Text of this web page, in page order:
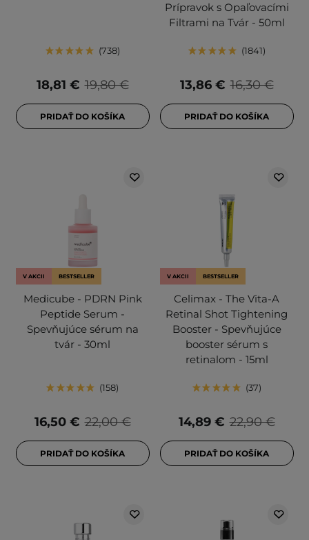
738
19,80 €
18,81 €
PRIDAŤ DO KOŠÍKA
Prípravok s Opaľovacími
Filtrami na Tvár - 50ml
1841
16,30 €
13,86 €
PRIDAŤ DO KOŠÍKA
V AKCII BESTSELLER
Medicube - PDRN Pink
Peptide Serum -
Spevňujúce sérum na
tvár - 30ml
158
22,00 €
16,50 €
PRIDAŤ DO KOŠÍKA
V AKCII BESTSELLER
Celimax - The Vita-A
Retinal Shot Tightening
Booster - Spevňujúce
booster sérum s
retinalom - 15ml
37
22,90 €
14,89 €
PRIDAŤ DO KOŠÍKA